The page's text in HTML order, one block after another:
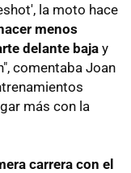
la moto hace
menos
delante baja y
comentaba Joan
más con la
carrera con el